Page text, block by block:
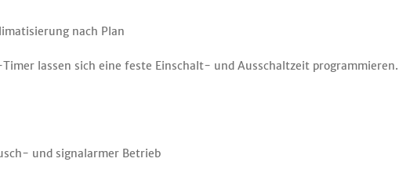
nach Plan
lassen sich eine feste Einschalt- und Ausschaltzeit programmieren.
und signalarmer Betrieb